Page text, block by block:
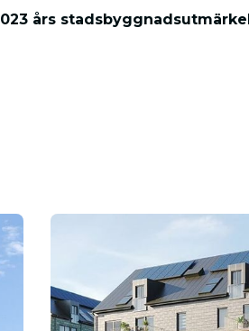
års